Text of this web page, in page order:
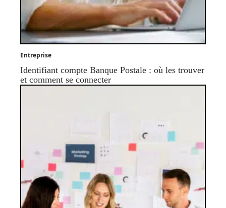
Entreprise
Identifiant compte Banque Postale : où les trouver
et comment se connecter